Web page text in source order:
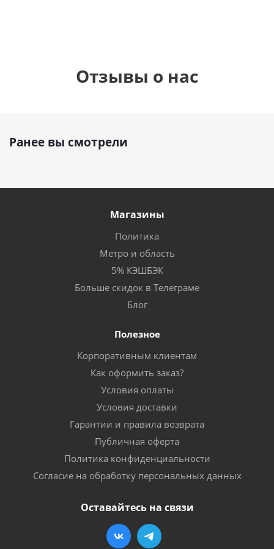
Отзывы о нас
Ранее вы смотрели
Магазины
Политика
Метро и область
5% КЭШБЭК
Больше скидок в Телеграме
Блог
Полезное
Корпоративным клиентам
Как оформить заказ?
Условия оплаты
Условия доставки
Гарантии и правила возврата
Публичная оферта
Политика конфиденциальности
Согласие на обработку персональных данных
Оставайтесь на связи